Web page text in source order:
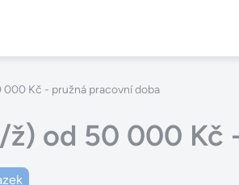
Kč - pružná pracovní doba
od 50 000 Kč